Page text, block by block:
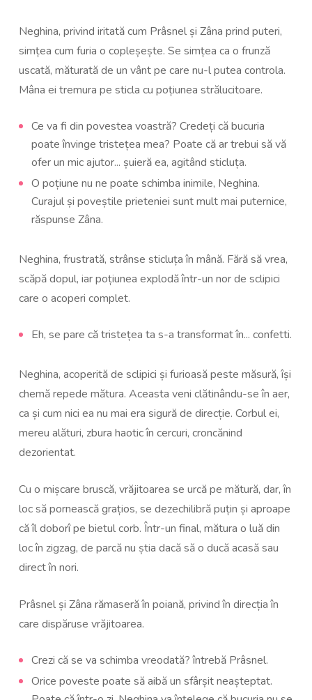
Neghina, privind iritată cum Prâsnel și Zâna prind puteri,
simțea cum furia o copleșește. Se simțea ca o frunză
uscată, măturată de un vânt pe care nu-l putea controla.
Mâna ei tremura pe sticla cu poțiunea strălucitoare.
Ce va fi din povestea voastră? Credeți că bucuria
poate învinge tristețea mea? Poate că ar trebui să vă
ofer un mic ajutor... șuieră ea, agitând sticluța.
O poțiune nu ne poate schimba inimile, Neghina.
Curajul și poveștile prieteniei sunt mult mai puternice,
răspunse Zâna.
Neghina, frustrată, strânse sticluța în mână. Fără să vrea,
scăpă dopul, iar poțiunea explodă într-un nor de sclipici
care o acoperi complet.
Eh, se pare că tristețea ta s-a transformat în... confetti.
Neghina, acoperită de sclipici și furioasă peste măsură, își
chemă repede mătura. Aceasta veni clătinându-se în aer,
ca și cum nici ea nu mai era sigură de direcție. Corbul ei,
mereu alături, zbura haotic în cercuri, croncănind
dezorientat.
Cu o mișcare bruscă, vrăjitoarea se urcă pe mătură, dar, în
loc să pornească grațios, se dezechilibră puțin și aproape
că îl doborî pe bietul corb. Într-un final, mătura o luă din
loc în zigzag, de parcă nu știa dacă să o ducă acasă sau
direct în nori.
Prâsnel și Zâna rămaseră în poiană, privind în direcția în
care dispăruse vrăjitoarea.
Crezi că se va schimba vreodată? întrebă Prâsnel.
Orice poveste poate să aibă un sfârșit neașteptat.